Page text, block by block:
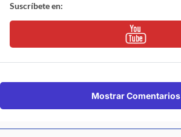
Suscríbete en:
Mostrar Comentarios